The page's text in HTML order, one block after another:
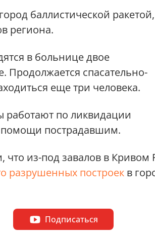
баллистической ракетой,
региона.
в больнице двое
Продолжается спасательно-
еще три человека.
работают по ликвидации
помощи пострадавшим.
из-под завалов в Кривом
разрушенных построек в
Подписаться